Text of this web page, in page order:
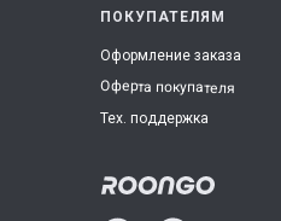
ПОКУПАТЕЛЯМ
Тех. поддержка
Оферта покупателя
Оформление заказа